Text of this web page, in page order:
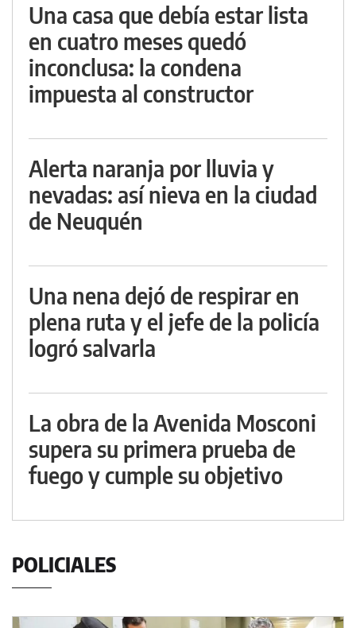
Una casa que debía estar lista
en cuatro meses quedó
inconclusa: la condena
impuesta al constructor
Alerta naranja por lluvia y
nevadas: así nieva en la ciudad
de Neuquén
Una nena dejó de respirar en
plena ruta y el jefe de la policía
logró salvarla
La obra de la Avenida Mosconi
supera su primera prueba de
fuego y cumple su objetivo
POLICIALES